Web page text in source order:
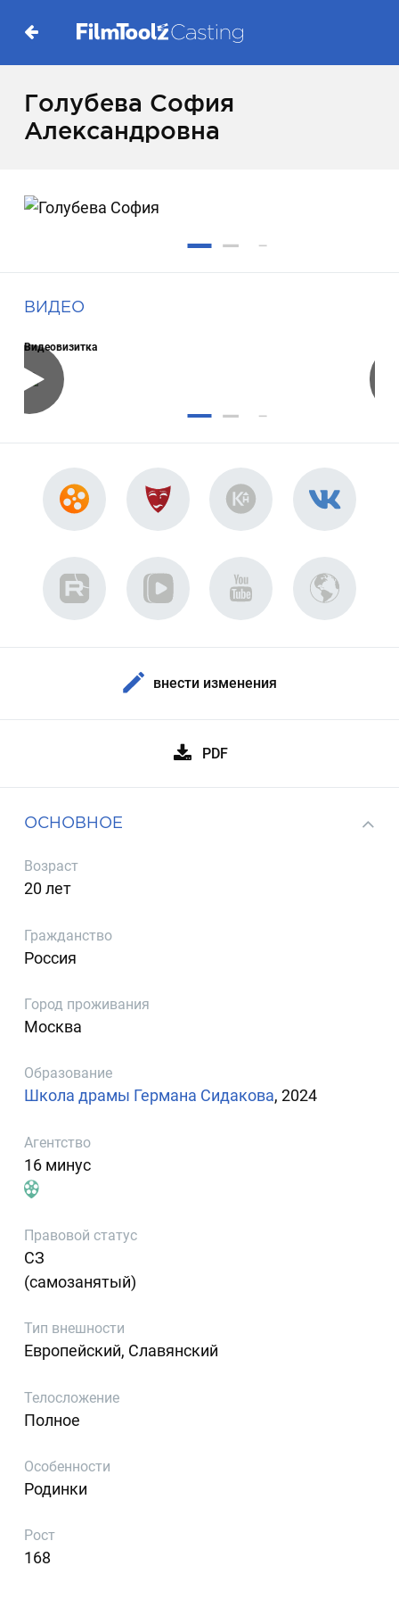
Голубева София
Александровна
ВИДЕО
Видеовизитка
внести изменения
PDF
ОСНОВНОЕ
Возраст
20 лет
Гражданство
Россия
Город проживания
Москва
Образование
Школа драмы Германа Сидакова, 2024
Агентство
16 минус
Правовой статус
СЗ
(самозанятый)
Тип внешности
Европейский, Славянский
Телосложение
Полное
Особенности
Родинки
Рост
168